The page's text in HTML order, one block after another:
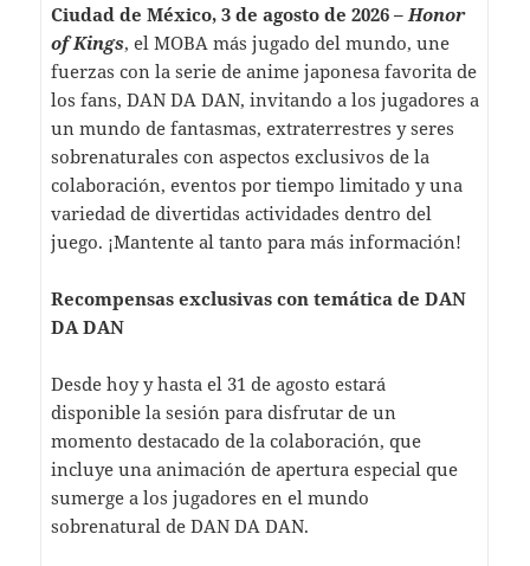
Ciudad de México, 3 de agosto de 2026 – Honor
of Kings, el MOBA más jugado del mundo, une
fuerzas con la serie de anime japonesa favorita de
los fans, DAN DA DAN, invitando a los jugadores a
un mundo de fantasmas, extraterrestres y seres
sobrenaturales con aspectos exclusivos de la
colaboración, eventos por tiempo limitado y una
variedad de divertidas actividades dentro del
juego. ¡Mantente al tanto para más información!
Recompensas exclusivas con temática de DAN
DA DAN
Desde hoy y hasta el 31 de agosto estará
disponible la sesión para disfrutar de un
momento destacado de la colaboración, que
incluye una animación de apertura especial que
sumerge a los jugadores en el mundo
sobrenatural de DAN DA DAN.